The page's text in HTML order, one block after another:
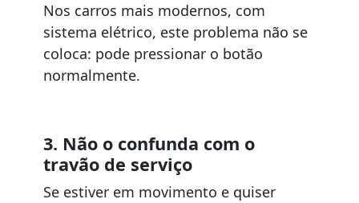
Nos carros mais modernos, com
sistema elétrico, este problema não se
coloca: pode pressionar o botão
normalmente.
3. Não o confunda com o
travão de serviço
Se estiver em movimento e quiser